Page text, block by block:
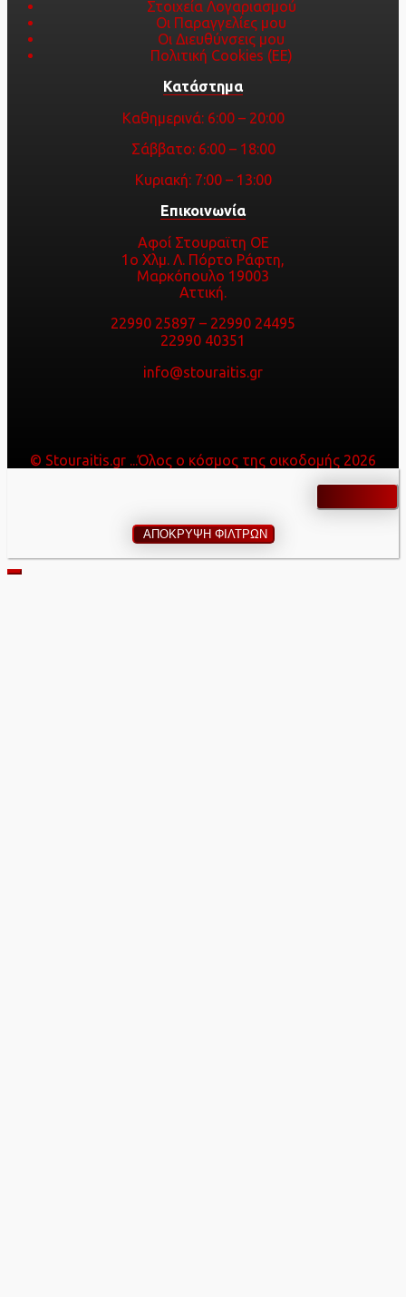
Στοιχεία Λογαριασμού
Οι Παραγγελίες μου
Οι Διευθύνσεις μου
Πολιτική Cookies (ΕΕ)
Κατάστημα
Καθημερινά: 6:00 – 20:00
Σάββατο: 6:00 – 18:00
Κυριακή: 7:00 – 13:00
Επικοινωνία
Αφοί Στουραϊτη ΟΕ
1ο Χλμ. Λ. Πόρτο Ράφτη,
Μαρκόπουλο 19003
Αττική.
22990 25897 – 22990 24495
22990 40351
info@stouraitis.gr
© Stouraitis.gr ...Όλος ο κόσμος της οικοδομής 2026
ΑΠΟΚΡΥΨΗ ΦΙΛΤΡΩΝ